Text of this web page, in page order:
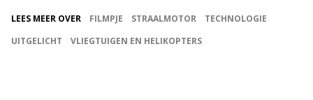
LEES MEER OVER FILMPJE STRAALMOTOR
TECHNOLOGIE
UITGELICHT
VLIEGTUIGEN EN HELIKOPTERS